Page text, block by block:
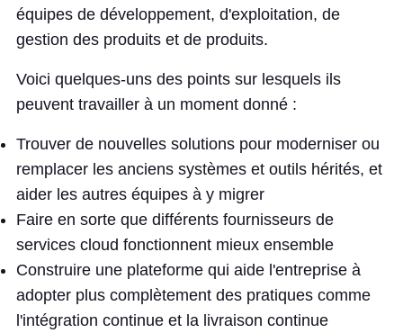
équipes de développement, d'exploitation, de
gestion des produits et de produits.
Voici quelques-uns des points sur lesquels ils
peuvent travailler à un moment donné :
Trouver de nouvelles solutions pour moderniser ou
remplacer les anciens systèmes et outils hérités, et
aider les autres équipes à y migrer
Faire en sorte que différents fournisseurs de
services cloud fonctionnent mieux ensemble
Construire une plateforme qui aide l'entreprise à
adopter plus complètement des pratiques comme
l'intégration continue et la livraison continue